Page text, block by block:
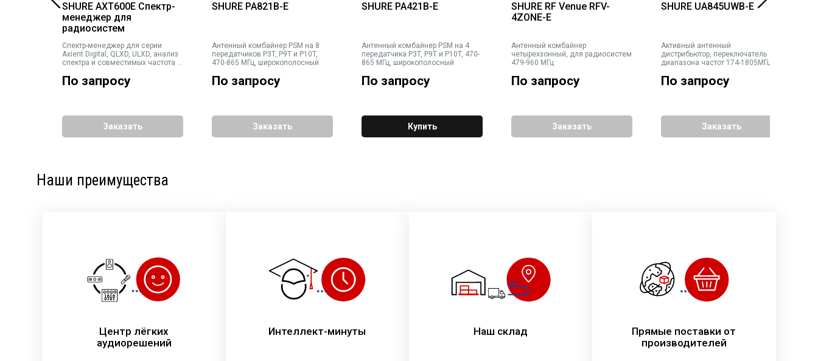
SHURE AXT600E Спектр-
менеджер для
радиосистем
Спектр-менеджер для серии
Axient Digital, QLXD, ULXD, анализ
спектра и совместимых частота в
По запросу
Заказать
SHURE PA821B-E
Антенный комбайнер PSM на 8
передатчиков P3T, P9T и P10T,
470-865 МГц, широкополосный
По запросу
Заказать
SHURE PA421B-E
Антенный комбайнер PSM на 4
передатчика P3T, P9T и P10T, 470-
865 МГц, широкополосный
По запросу
Купить
SHURE RF Venue RFV-
4ZONE-E
Антенный комбайнер
четырехзонный, для радиосистем
479-960 МГц
По запросу
Заказать
SHURE UA845UWB-E
Активный антенный
дистрибьютор, переключатель
диапазона частот 174-1805МГц, 4
каскадный, с антенными
кабелями, встроенный блок
По запросу
Заказать
Наши преимущества
Центр лёгких
аудиорешений
Интеллект-минуты Наш склад
Прямые поставки от
производителей